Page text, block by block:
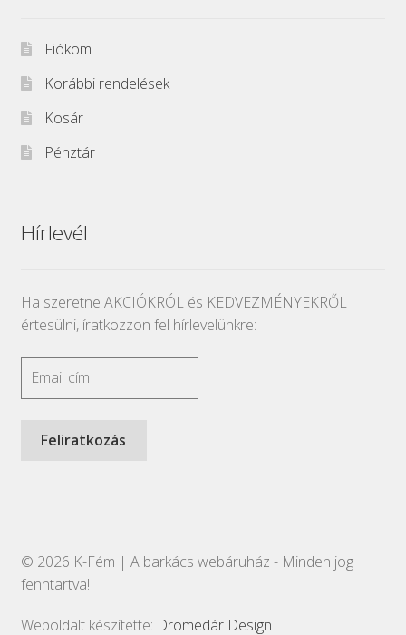
Fiókom
Korábbi rendelések
Kosár
Pénztár
Hírlevél
Ha szeretne AKCIÓKRÓL és KEDVEZMÉNYEKRŐL
értesülni, íratkozzon fel hírlevelünkre:
© 2026 K-Fém | A barkács webáruház - Minden jog
fenntartva!
Weboldalt készítette: Dromedár Design